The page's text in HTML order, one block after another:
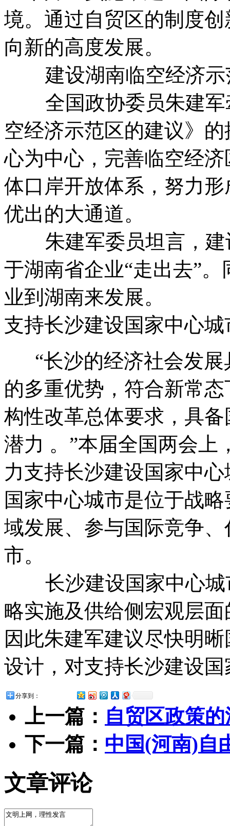
境。通过自贸区的制度
向新的高度发展。
建设湖南临空经济示
全国政协委员朱建军
空经济示范区的建议》
心为中心，完善临空经
体口岸开放体系，努力
优出的大通道。
朱建军委员坦言，建
于湖南省企业“走出去”
业到湖南来发展。
支持长沙建设国家中心城
“长沙的经济社会发展
的多重优势，符合新常
构性改革总体要求，具
潜力 。”本届全国两会上
力支持长沙建设国家中
国家中心城市是位于战
域发展、参与国际竞争
市。
长沙建设国家中心城
略实施及供给侧宏观层
因此朱建军建议尽快明
设计，对支持长沙建设
分享到：
上一篇： 自贸区政策
下一篇： 中国(河南)自
文章评论